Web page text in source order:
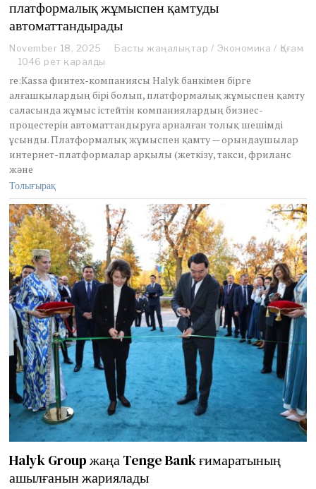
платформалық жұмыспен қамтуды
автоматтандырады
November 18, 2025
e
e
m
b
e
r
0
2
5
Басты жаңалықтар / Экономика / Қоғам
1046 рет қаралды
re:Kassa финтех-компаниясы Halyk банкімен бірге
алғашқылардың бірі болып, платформалық жұмыспен қамту
саласында жұмыс істейтін компаниялардың бизнес-
процестерін автоматтандыруға арналған толық шешімді
ұсынды. Платформалық жұмыспен қамту — орындаушылар
интернет-платформалар арқылы (жеткізу, такси, фриланс
және
Толығырақ
Halyk Group жаңа Tenge Bank ғимаратының
ашылғанын жариялады